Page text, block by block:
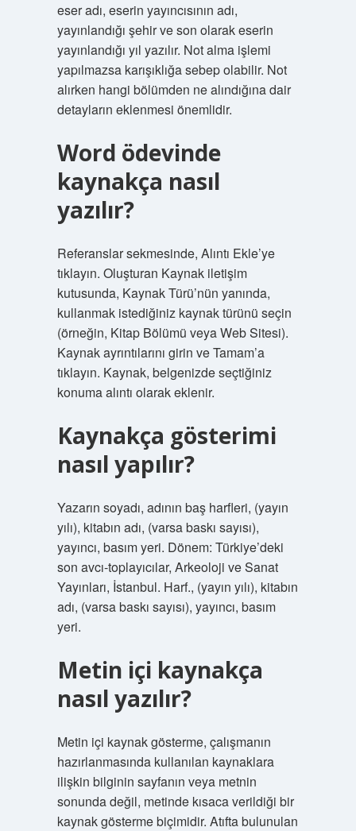
eser adı, eserin yayıncısının adı,
yayınlandığı şehir ve son olarak eserin
yayınlandığı yıl yazılır. Not alma işlemi
yapılmazsa karışıklığa sebep olabilir. Not
alırken hangi bölümden ne alındığına dair
detayların eklenmesi önemlidir.
Word ödevinde
kaynakça nasıl
yazılır?
Referanslar sekmesinde, Alıntı Ekle’ye
tıklayın. Oluşturan Kaynak iletişim
kutusunda, Kaynak Türü’nün yanında,
kullanmak istediğiniz kaynak türünü seçin
(örneğin, Kitap Bölümü veya Web Sitesi).
Kaynak ayrıntılarını girin ve Tamam’a
tıklayın. Kaynak, belgenizde seçtiğiniz
konuma alıntı olarak eklenir.
Kaynakça gösterimi
nasıl yapılır?
Yazarın soyadı, adının baş harfleri, (yayın
yılı), kitabın adı, (varsa baskı sayısı),
yayıncı, basım yeri. Dönem: Türkiye’deki
son avcı-toplayıcılar, Arkeoloji ve Sanat
Yayınları, İstanbul. Harf., (yayın yılı), kitabın
adı, (varsa baskı sayısı), yayıncı, basım
yeri.
Metin içi kaynakça
nasıl yazılır?
Metin içi kaynak gösterme, çalışmanın
hazırlanmasında kullanılan kaynaklara
ilişkin bilginin sayfanın veya metnin
sonunda değil, metinde kısaca verildiği bir
kaynak gösterme biçimidir. Atıfta bulunulan